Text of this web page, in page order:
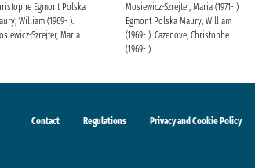
Egmont Polska
William (1969- ).
Szrejter, Maria
Mosiewicz-Szrejter, Maria (1971- )
Egmont Polska Maury, William
(1969- ). Cazenove, Christophe
(1969- )
Contact Regulations Privacy and Cookie Policy